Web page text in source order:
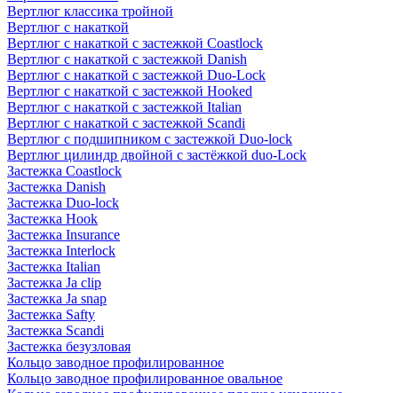
Вертлюг классика тройной
Вертлюг с накаткой
Вертлюг с накаткой с застежкой Coastlock
Вертлюг с накаткой с застежкой Danish
Вертлюг с накаткой с застежкой Duo-Lock
Вертлюг с накаткой с застежкой Hooked
Вертлюг с накаткой с застежкой Italian
Вертлюг с накаткой с застежкой Scandi
Вертлюг с подшипником с застежкой Duo-lock
Вертлюг цилиндр двойной с застёжкой duo-Lock
Застежка Coastlock
Застежка Danish
Застежка Duo-lock
Застежка Hook
Застежка Insurance
Застежка Interlock
Застежка Italian
Застежка Ja clip
Застежка Ja snap
Застежка Safty
Застежка Scandi
Застежка безузловая
Кольцо заводное профилированное
Кольцо заводное профилированное овальное